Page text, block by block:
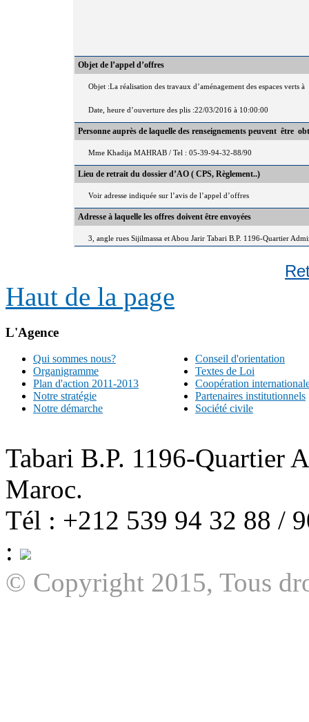
Objet de l’appel d’offres
Objet :La réalisation des travaux d’aménagement des espaces verts
Date, heure d’ouverture des plis :22/03/2016 à 10:00:00
Personne auprès de laquelle des renseignements peuvent être
Mme Khadija MAHRAB / Tel : 05-39-94-32-88/90
Lieu de retrait du dossier d’AO ( CPS, Règlement..)
Voir adresse indiquée sur l’avis de l’appel d’offres
Adresse à laquelle les offres doivent être envoyées
3, angle rues Sijilmassa et Abou Jarir Tabari B.P. 1196-Quartier
Haut de la page
L'Agence
Qui sommes nous?
Organigramme
Plan d'action 2011-2013
Notre stratégie
Notre démarche
Conseil d'orientation
Textes de Loi
Coopération
Partenaires institutionnels
Société civile
Tabari B.P. 1196-Quartier
Maroc.
Tél : +212 539 94 32 88 /
:
© Copyright 2015, Tous